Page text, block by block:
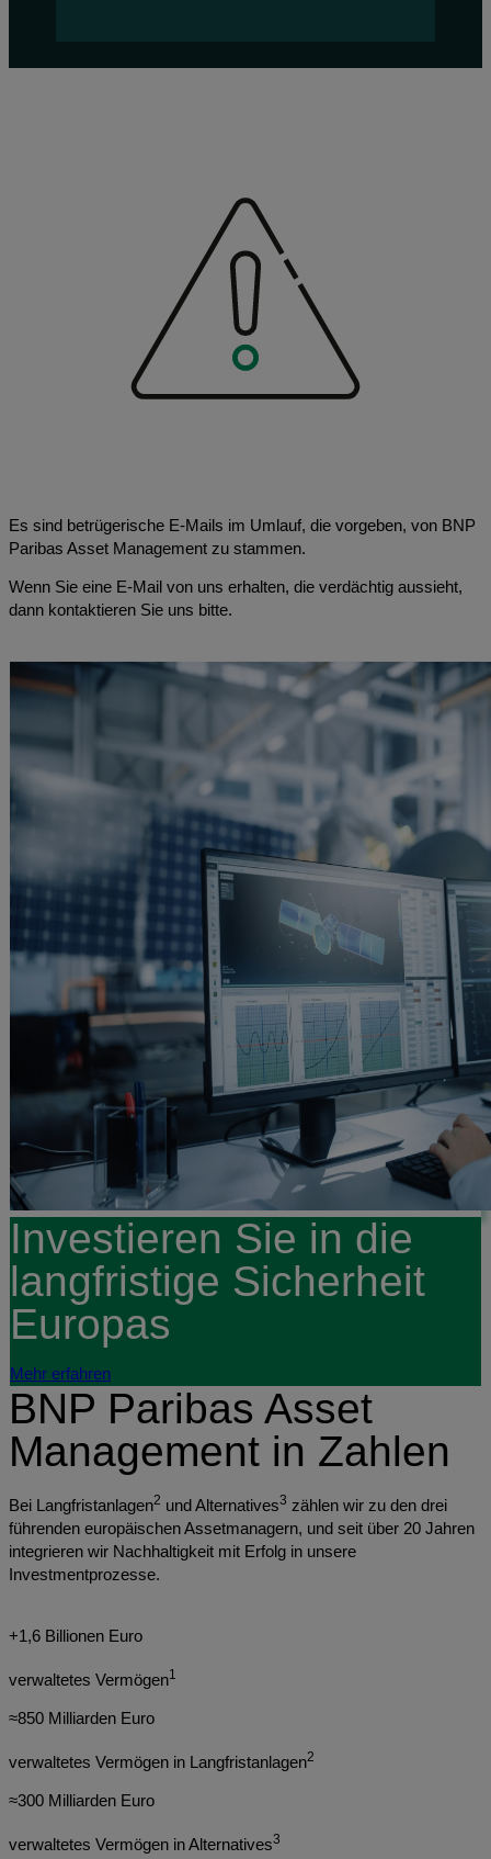
Es sind betrügerische E-Mails im Umlauf, die vorgeben, von BNP
Paribas Asset Management zu stammen.
Wenn Sie eine E-Mail von uns erhalten, die verdächtig aussieht,
dann kontaktieren Sie uns bitte.
Investieren Sie in die
langfristige Sicherheit
Europas
Mehr erfahren
BNP Paribas Asset
Management in Zahlen
Bei Langfristanlagen2 und Alternatives3 zählen wir zu den drei
führenden europäischen Assetmanagern, und seit über 20 Jahren
integrieren wir Nachhaltigkeit mit Erfolg in unsere
Investmentprozesse.
+1,6 Billionen Euro
verwaltetes Vermögen1
≈850 Milliarden Euro
verwaltetes Vermögen in Langfristanlagen2
≈300 Milliarden Euro
verwaltetes Vermögen in Alternatives3